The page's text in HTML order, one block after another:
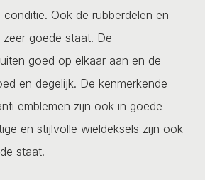
Ook de rubberdelen en
goede staat. De
goed op elkaar aan en de
en degelijk. De kenmerkende
emblemen zijn ook in goede
en stijlvolle wieldeksels zijn ook
staat.